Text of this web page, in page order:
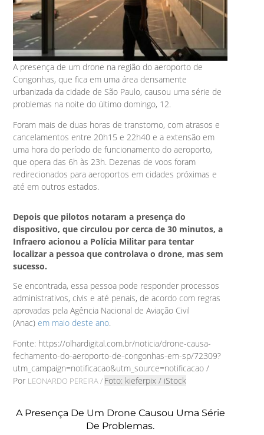
A presença de um drone na região do aeroporto de
Congonhas, que fica em uma área densamente
urbanizada da cidade de São Paulo, causou uma série de
problemas na noite do último domingo, 12.
Foram mais de duas horas de transtorno, com atrasos e
cancelamentos entre 20h15 e 22h40 e a extensão em
uma hora do período de funcionamento do aeroporto,
que opera das 6h às 23h. Dezenas de voos foram
redirecionados para aeroportos em cidades próximas e
até em outros estados.
Depois que pilotos notaram a presença do
dispositivo, que circulou por cerca de 30 minutos, a
Infraero acionou a Polícia Militar para tentar
localizar a pessoa que controlava o drone, mas sem
sucesso.
Se encontrada, essa pessoa pode responder processos
administrativos, civis e até penais, de acordo com regras
aprovadas pela Agência Nacional de Aviação Civil
(Anac) em maio deste ano.
Fonte: https://olhardigital.com.br/noticia/drone-causa-
fechamento-do-aeroporto-de-congonhas-em-sp/72309?
utm_campaign=notificacao&utm_source=notificacao /
Por LEONARDO PEREIRA / Foto: kieferpix / iStock
A Presença De Um Drone Causou Uma Série
De Problemas.